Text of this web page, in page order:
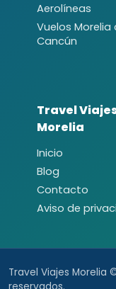
Aerolíneas
Vuelos Morelia
Cancún
Travel
Morelia
Inicio
Blog
Contacto
Aviso de
Travel Viajes Morelia